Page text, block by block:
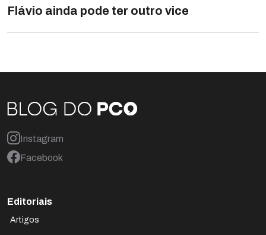
Flávio ainda pode ter outro vice
Instagram
Facebook
Editoriais
Artigos